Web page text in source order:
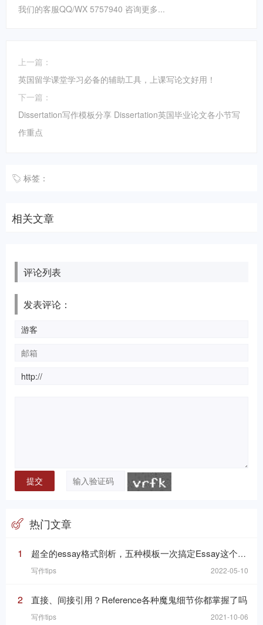
我们的客服QQ/WX 5757940 咨询更多...
上一篇：
英国留学课堂学习必备的辅助工具，上课写论文好用！
下一篇：
Dissertation写作模板分享 Dissertation英国毕业论文各小节写
作重点
标签：
相关文章
评论列表
发表评论：
热门文章
1 超全的essay格式剖析，五种模板一次搞定Essay这个“八股文”
写作tips 2022-05-10
2 直接、间接引用？Reference各种魔鬼细节你都掌握了吗
写作tips 2021-10-06